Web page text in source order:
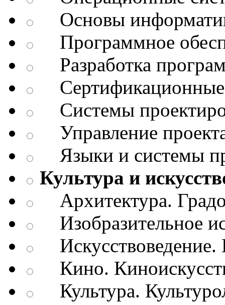
Основы
Программное
Разработка
Сертификационные
Системы
Управление
Языки и системы
Культура и
Архитектура.
Изобразительное
Искусствоведение.
Кино.
Культура.